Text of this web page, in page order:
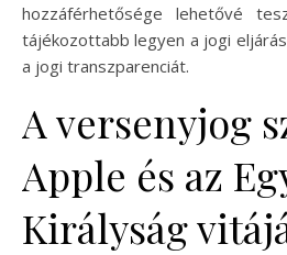
hozzáférhetősége lehetővé
tájékozottabb legyen a jogi
a jogi transzparenciát.
A versenyjog
Apple és az
Királyság